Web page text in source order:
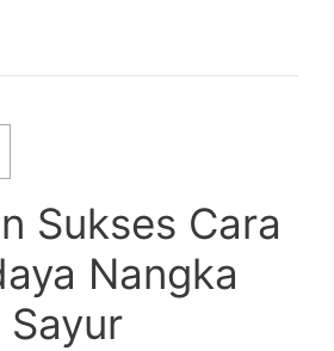
Sukses Cara
Nangka
Sayur